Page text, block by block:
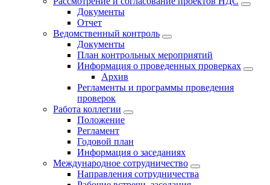
Документы
Отчет
Ведомственный контроль
Документы
План контрольных мероприятий
Информация о проведенных проверках
Архив
Регламенты и программы проведения
проверок
Работа коллегии
Положение
Регламент
Годовой план
Информация о заседаниях
Международное сотрудничество
Направления сотрудничества